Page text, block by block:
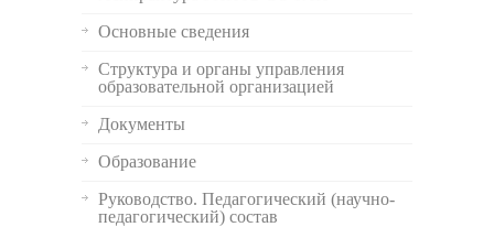
Основные сведения
Структура и органы управления
образовательной организацией
Документы
Образование
Руководство. Педагогический (научно-
педагогический) состав